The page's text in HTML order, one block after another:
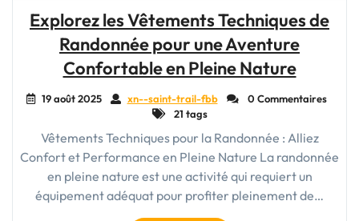
Explorez les Vêtements Techniques de
Randonnée pour une Aventure
Confortable en Pleine Nature
19 août 2025 xn--saint-trail-fbb
0 Commentaires
21 tags
Vêtements Techniques pour la Randonnée : Alliez
Confort et Performance en Pleine Nature La randonnée
en pleine nature est une activité qui requiert un
équipement adéquat pour profiter pleinement de…